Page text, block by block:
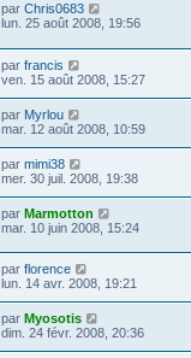
par Chris0683
lun. 25 août 2008, 19:56
par francis
ven. 15 août 2008, 15:27
par Myrlou
mar. 12 août 2008, 10:59
par mimi38
mer. 30 juil. 2008, 19:38
par Marmotton
mar. 10 juin 2008, 15:24
par florence
lun. 14 avr. 2008, 19:21
par Myosotis
dim. 24 févr. 2008, 20:36